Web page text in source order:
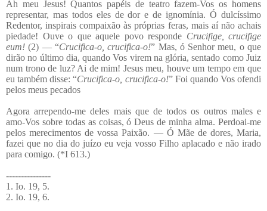
Ah meu Jesus! Quantos papéis de teatro fazem-Vos os homens
representar, mas todos eles de dor e de ignomínia. Ó dulcíssimo
Redentor, inspirais compaixão às próprias feras, mais aí não achais
piedade! Ouve o que aquele povo responde Crucifige, crucifige
eum! (2) — “Crucifica-o, crucifica-o!” Mas, ó Senhor meu, o que
dirão no último dia, quando Vos virem na glória, sentado como Juiz
num trono de luz? Ai de mim! Jesus meu, houve um tempo em que
eu também disse: “Crucifica-o, crucifica-o!” Foi quando Vos ofendi
pelos meus pecados
Agora arrependo-me deles mais que de todos os outros males e
amo-Vos sobre todas as coisas, ó Deus de minha alma. Perdoai-me
pelos merecimentos de vossa Paixão. — Ó Mãe de dores, Maria,
fazei que no dia do juízo eu veja vosso Filho aplacado e não irado
para comigo. (*I 613.)
---------------
1. Io. 19, 5.
2. Io. 19, 6.